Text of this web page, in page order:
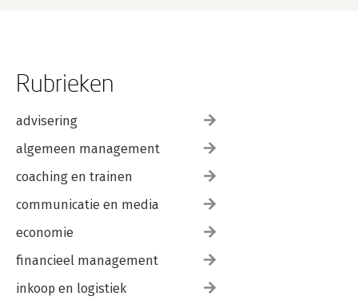
Rubrieken
advisering
algemeen management
coaching en trainen
communicatie en media
economie
financieel management
inkoop en logistiek